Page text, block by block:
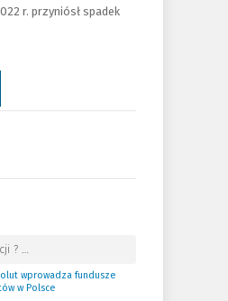
r. przyniósł spadek
? …
wprowadza fundusze
w Polsce